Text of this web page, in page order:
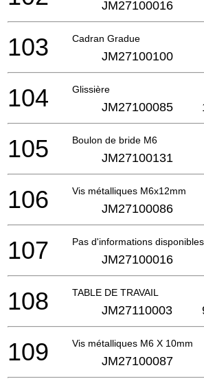
JM27100016
Cadran Gradue
103 JM27100100
Glissière
104 JM27100085
Boulon de bride M6
105 JM27100131
Vis métalliques M6x12mm
106 JM27100086
Pas d'informations
107 JM27100016
TABLE DE TRAVAIL
108 JM27110003
Vis métalliques M6 X 10mm
109 JM27100087